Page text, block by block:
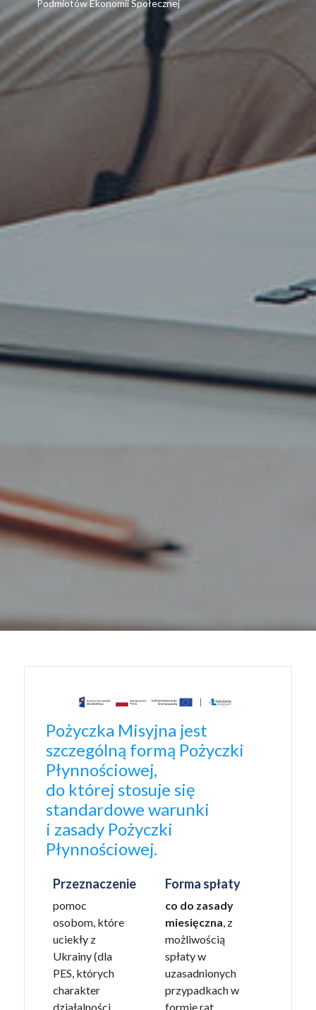
Podmiotów Ekonomii Społecznej
Pożyczka Misyjna jest
szczególną formą Pożyczki
Płynnościowej,
do której stosuje się
standardowe warunki
i zasady Pożyczki
Płynnościowej.
Przeznaczenie
pomoc
osobom, które
uciekły z
Ukrainy (dla
PES, których
charakter
działalności
Forma spłaty
co do zasady
miesięczna , z
możliwością
spłaty w
uzasadnionych
przypadkach w
formie rat